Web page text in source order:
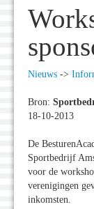
Nieuws ->
Bron:
18-10-2013
De
Sportbedrijf
voor de
verenigingen
inkomsten.